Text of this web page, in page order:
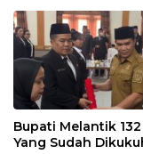
Bupati Melantik 132
Yang Sudah